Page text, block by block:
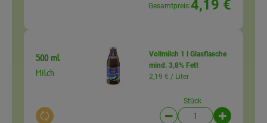
Gesamtpreis:4,19 €
500 ml
Milch
Auswahl ändern
Vollmilch 1 l Glasflasche
mind. 3,8% Fett
2,19 € / Liter
Stück
Artikelanzahl